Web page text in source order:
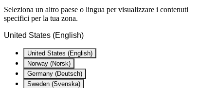
Seleziona un altro paese o lingua per visualizzare i contenuti
specifici per la tua zona.
United States (English)
United States (English)
Norway (Norsk)
Germany (Deutsch)
Sweden (Svenska)